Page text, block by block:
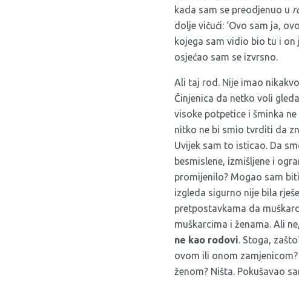
kada sam se preodjenuo u
dolje vičući: ‘Ovo sam ja,
kojega sam vidio bio tu i on
osjećao sam se izvrsno.
Ali taj rod. Nije imao
Činjenica da netko voli
visoke potpetice i šminka
nitko ne bi smio tvrditi da
Uvijek sam to isticao. Da
besmislene, izmišljene i
promijenilo? Mogao sam
izgleda sigurno nije bila
pretpostavkama da
muškarcima i ženama. Ali
ne kao rodovi. Stoga,
ovom ili onom
ženom? Ništa. Pokušavao